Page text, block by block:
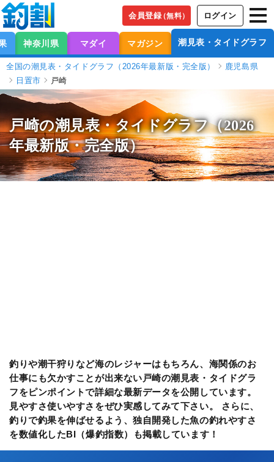
会員登録（無料） ログイン
神奈川県 マダイ マガジン 潮見表・タイドグラフ
全国の潮見表・タイドグラフ（2026年最新版・完全版）
鹿児島県
日置市
戸崎
戸崎の潮見表・タイドグラフ（2026
年最新版・完全版）
釣りや潮干狩りなど海のレジャーはもちろん、海関係のお
仕事にも欠かすことが出来ない戸崎の潮見表・タイドグラ
フをピンポイントで詳細な最新データを公開しています。
見やすさ使いやすさをぜひ実感してみて下さい。 さらに、
釣りで釣果を伸ばせるよう、独自開発した魚の釣れやすさ
を数値化したBI（爆釣指数）も掲載しています！